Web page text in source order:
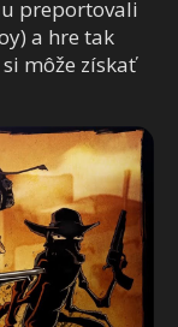
preportovali
a hre tak
môže získať